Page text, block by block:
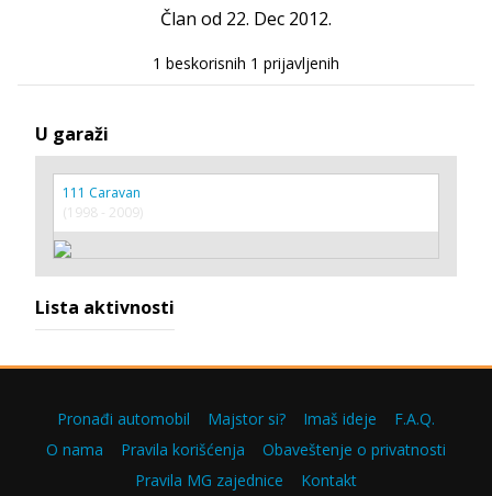
Član od 22. Dec 2012.
1 beskorisnih 1 prijavljenih
U garaži
111 Caravan
(1998 - 2009)
Lista aktivnosti
Pronađi automobil Majstor si? Imaš ideje
F.A.Q.
O nama
Pravila korišćenja
Obaveštenje o privatnosti
Pravila MG zajednice
Kontakt